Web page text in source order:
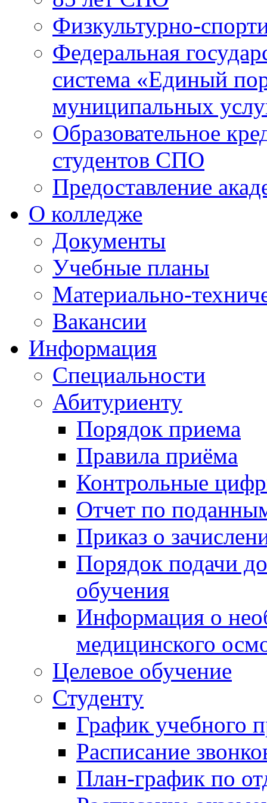
Физкультурно-
Федеральная
система «Единый
муниципальных
Образовательное
студентов СПО
Предоставление
О колледже
Документы
Учебные планы
Материально-
Вакансии
Информация
Специальности
Абитуриенту
Порядок приема
Правила приёма
Контрольные
Отчет по
Приказ о
Порядок подачи
обучения
Информация о
медицинского
Целевое обучение
Студенту
График учебного
Расписание
План-график по